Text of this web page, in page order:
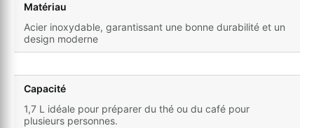
Matériau
Acier inoxydable, garantissant une bonne durabilité et un
design moderne
Capacité
1,7 L idéale pour préparer du thé ou du café pour
plusieurs personnes.